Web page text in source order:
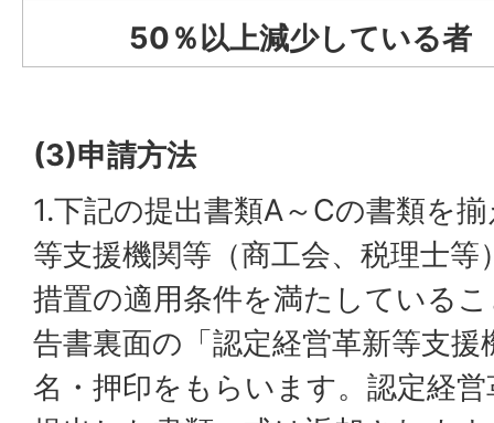
50％以上減少している者
(3)申請方法
1.下記の提出書類A～Cの書類を
等支援機関等（商工会、税理士
措置の適用条件を満たしている
告書裏面の「認定経営革新等支援
名・押印をもらいます。認定経